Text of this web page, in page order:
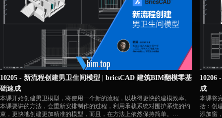
https://vbim.top/productinfo/2244956.html
👇相关
https://
10205 - 新流程创建男卫生间模型 | bricsCAD 建筑BIM翻模零基
础速成
本课开始创建男卫模型，将使用一个新的流程，以获得更快的建模效率。
本课要讲的方法，会重新安排制作的过程，利用承载系统对围护系统的约
束，更快地创建更加精准的模型，而且，在方法上依然保持简单。
10206
成
本课将
括：创
添加窗